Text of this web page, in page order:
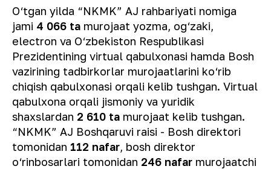
O‘tgan yilda “NKMK” AJ rahbariyati nomiga
jami 4 066 ta murojaat yozma, og‘zaki,
electron va O‘zbekiston Respublikasi
Prezidentining virtual qabulxonasi hamda Bosh
vazirining tadbirkorlar murojaatlarini ko‘rib
chiqish qabulxonasi orqali kelib tushgan. Virtual
qabulxona orqali jismoniy va yuridik
shaxslardan 2 610 ta murojaat kelib tushgan.
“NKMK” AJ Boshqaruvi raisi - Bosh direktori
tomonidan 112 nafar, bosh direktor
o‘rinbosarlari tomonidan 246 nafar murojaatchi